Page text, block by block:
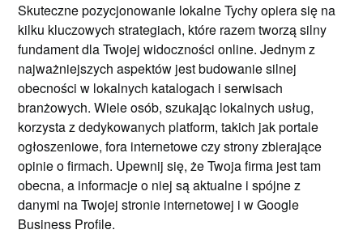
Skuteczne pozycjonowanie lokalne Tychy opiera się na
kilku kluczowych strategiach, które razem tworzą silny
fundament dla Twojej widoczności online. Jednym z
najważniejszych aspektów jest budowanie silnej
obecności w lokalnych katalogach i serwisach
branżowych. Wiele osób, szukając lokalnych usług,
korzysta z dedykowanych platform, takich jak portale
ogłoszeniowe, fora internetowe czy strony zbierające
opinie o firmach. Upewnij się, że Twoja firma jest tam
obecna, a informacje o niej są aktualne i spójne z
danymi na Twojej stronie internetowej i w Google
Business Profile.